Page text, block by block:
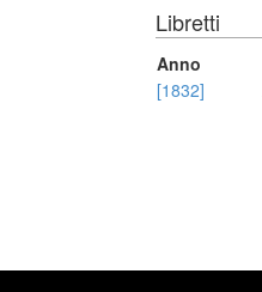
Libretti
Anno
[1832]